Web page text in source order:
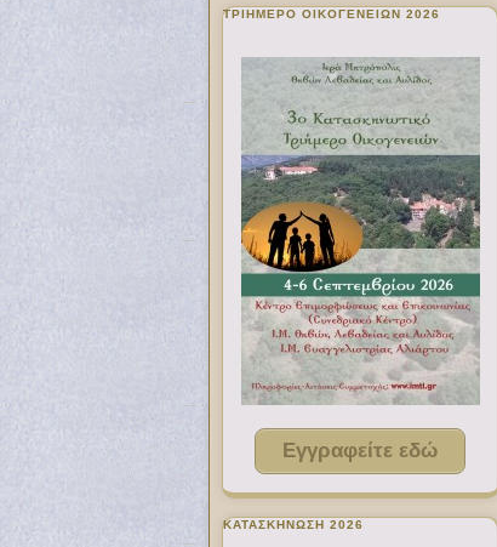
ΤΡΙΗΜΕΡΟ ΟΙΚΟΓΕΝΕΙΩΝ 2026
Εγγραφείτε εδώ
ΚΑΤΑΣΚΗΝΩΣΗ 2026